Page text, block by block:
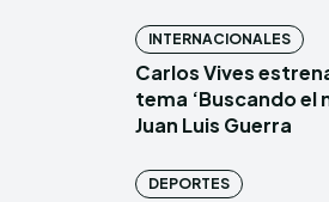
INTERNACIONALES
Carlos Vives
tema ‘Buscando el
Juan Luis Guerra
DEPORTES